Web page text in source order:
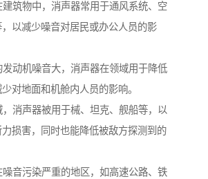
筑物中，消声器常用于通风系统、空
以减少噪音对居民或办公人员的影
动机噪音大，消声器在领域用于降低
对地面和机舱内人员的影响。
消声器被用于械、坦克、舰船等，以
损害，同时也能降低被敌方探测到的
噪音污染严重的地区，如高速公路、铁